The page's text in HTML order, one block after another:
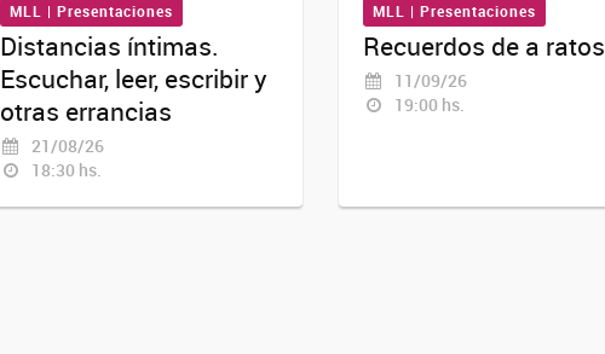
MLL | Presentaciones
Distancias íntimas.
Escuchar, leer, escribir y
otras errancias
21/08/26
18:30 hs.
MLL | Presentaciones
Recuerdos de a ratos
11/09/26
19:00 hs.